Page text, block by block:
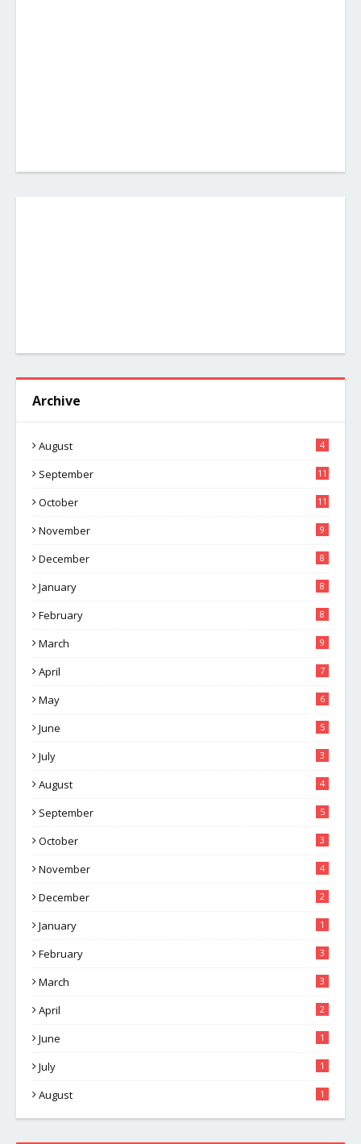
Archive
August 4
September 11
October 11
November 9
December 8
January 8
February 8
March 9
April 7
May 6
June 5
July 3
August 4
September 5
October 3
November 4
December 2
January 1
February 3
March 3
April 2
June 1
July 1
August 1